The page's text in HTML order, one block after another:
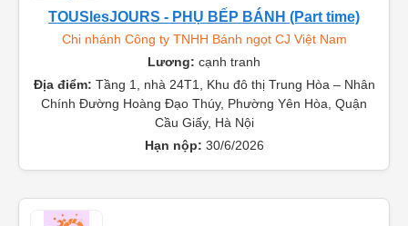
TOUSlesJOURS - PHỤ BẾP BÁNH (Part time)
Chi nhánh Công ty TNHH Bánh ngọt CJ Việt Nam
Lương: cạnh tranh
Địa điểm: Tầng 1, nhà 24T1, Khu đô thị Trung Hòa – Nhân
Chính Đường Hoàng Đạo Thúy, Phường Yên Hòa, Quận
Cầu Giấy, Hà Nội
Hạn nộp: 30/6/2026